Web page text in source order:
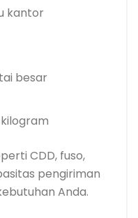
kantor
besar
CDD, fuso,
pengiriman
Anda.